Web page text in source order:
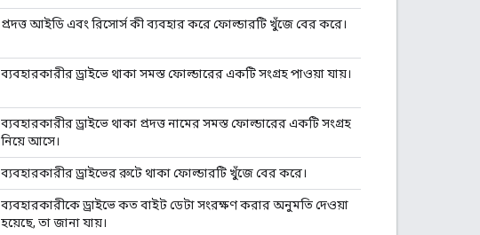
প্রদত্ত আইডি এবং রিসোর্স কী ব্যবহার করে ফোল্ডারটি খুঁজে বের করে।
ব্যবহারকারীর ড্রাইভে থাকা সমস্ত ফোল্ডারের একটি সংগ্রহ পাওয়া যায়।
ব্যবহারকারীর ড্রাইভে থাকা প্রদত্ত নামের সমস্ত ফোল্ডারের একটি সংগ্রহ
নিয়ে আসে।
ব্যবহারকারীর ড্রাইভের রুটে থাকা ফোল্ডারটি খুঁজে বের করে।
ব্যবহারকারীকে ড্রাইভে কত বাইট ডেটা সংরক্ষণ করার অনুমতি দেওয়া
হয়েছে, তা জানা যায়।